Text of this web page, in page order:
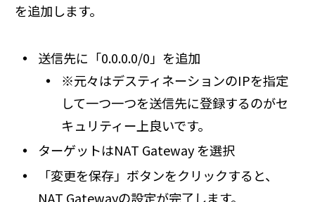
を追加します。
送信先に「0.0.0.0/0」を追加
※元々はデスティネーションのIPを指定
して一つ一つを送信先に登録するのがセ
キュリティー上良いです。
ターゲットはNAT Gateway を選択
「変更を保存」ボタンをクリックすると、
NAT Gatewayの設定が完了します。